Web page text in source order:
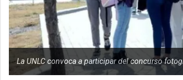
La UNLC convoca a participar del concurso